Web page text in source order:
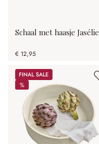
Schaal met haasje Jasélie
€ 12,95
Sale
%
%